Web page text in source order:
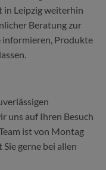
in Leipzig weiterhin
Beratung zur
informieren, Produkte
uns auf Ihren Besuch
ist von Montag
gerne bei allen